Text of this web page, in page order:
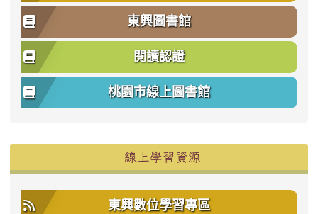
東興圖書館
閱讀認證
桃園市線上圖書館
線上學習資源
東興數位學習專區